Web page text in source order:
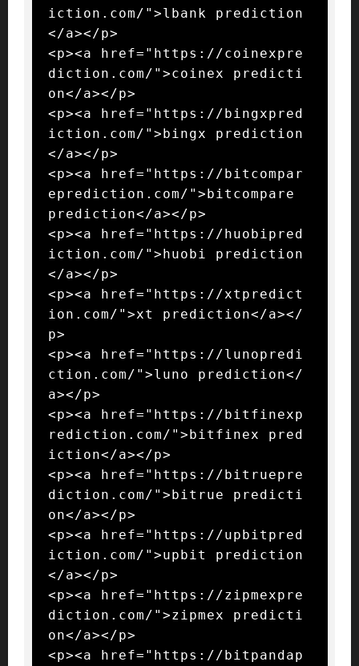
iction.com/">lbank prediction
</a></p>
<p><a href="https://coinexpre
diction.com/">coinex predicti
on</a></p>
<p><a href="https://bingxpred
iction.com/">bingx prediction
</a></p>
<p><a href="https://bitcompar
eprediction.com/">bitcompare
prediction</a></p>
<p><a href="https://huobipred
iction.com/">huobi prediction
</a></p>
<p><a href="https://xtpredict
ion.com/">xt prediction</a></
p>
<p><a href="https://lunopredi
ction.com/">luno prediction</
a></p>
<p><a href="https://bitfinexp
rediction.com/">bitfinex pred
iction</a></p>
<p><a href="https://bitruepre
diction.com/">bitrue predicti
on</a></p>
<p><a href="https://upbitpred
iction.com/">upbit prediction
</a></p>
<p><a href="https://zipmexpre
diction.com/">zipmex predicti
on</a></p>
<p><a href="https://bitpandap